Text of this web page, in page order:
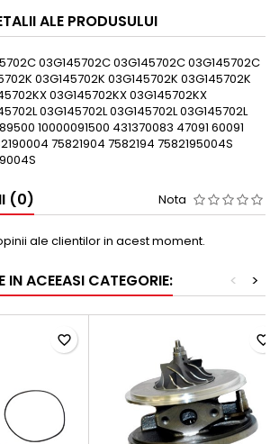
ALE PRODUSULUI
03G145702C 03G145702C 03G145702C
03G145702K 03G145702K 03G145702K
03G145702KX 03G145702KX
03G145702L 03G145702L 03G145702L
10000091500 431370083 47091 60091
75821904 7582194 7582195004S
(0) Nota
ale clientilor in acest moment.
IN ACEEASI CATEGORIE: >
<
favorite_border favorite_border